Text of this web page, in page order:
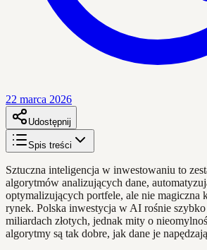
22 marca 2026
Udostępnij
Spis treści
Sztuczna inteligencja w inwestowaniu to
algorytmów analizujących dane,
optymalizujących portfele, ale nie magiczna
rynek. Polska inwestycja w AI rośnie
miliardach złotych, jednak mity o
algorytmy są tak dobre, jak dane je